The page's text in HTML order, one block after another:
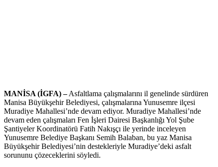
MANİSA (İGFA) –Asfaltlama çalışmalarını il genelinde sürdüren
Manisa Büyükşehir Belediyesi, çalışmalarına Yunusemre ilçesi
Muradiye Mahallesi’nde devam ediyor. Muradiye Mahallesi’nde
devam eden çalışmaları Fen İşleri Dairesi Başkanlığı Yol Şube
Şantiyeler Koordinatörü Fatih Nakışçı ile yerinde inceleyen
Yunusemre Belediye Başkanı Semih Balaban, bu yaz Manisa
Büyükşehir Belediyesi’nin destekleriyle Muradiye’deki asfalt
sorununu çözeceklerini söyledi.